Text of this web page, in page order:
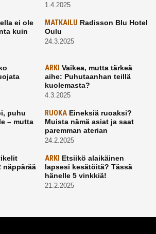
1.4.2025
ei ole
kuin
MATKAILU Radisson Blu Hotel
Oulu
24.3.2025
ARKI Vaikea, mutta tärkeä
aihe: Puhutaanhan teillä
kuolemasta?
4.3.2025
puhu
– mutta
RUOKAEineksiä ruoaksi?
Muista nämä asiat ja saat
paremman aterian
24.2.2025
näppärää
ARKI Etsiikö alaikäinen
lapsesi kesätöitä? Tässä
hänelle 5 vinkkiä!
21.2.2025